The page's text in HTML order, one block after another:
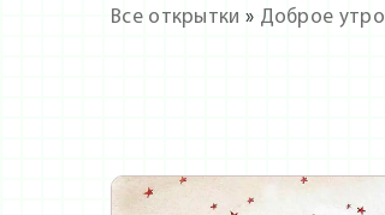
Все открытки » Доброе утро